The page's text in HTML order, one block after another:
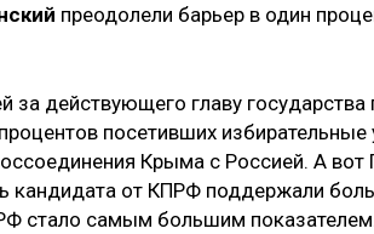
преодолели барьер в один
за действующего главу
посетивших
Крыма с Россией. А вот
кандидата от КПРФ поддержали
стало самым большим